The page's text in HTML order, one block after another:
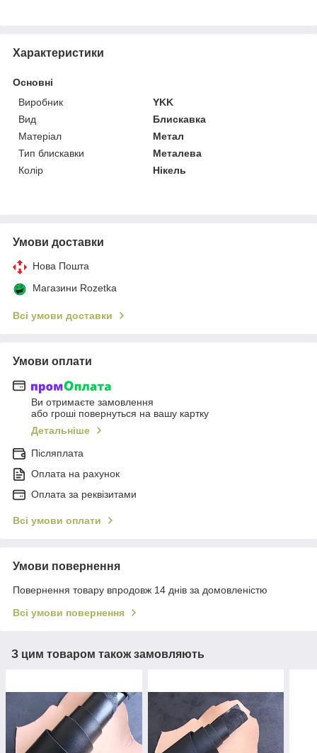
Характеристики
Основні
Виробник
YKK
Вид
Блискавка
Матеріал
Метал
Тип блискавки
Металева
Колір
Нікель
Умови доставки
Нова Пошта
Магазини Rozetka
Всі умови доставки
Умови оплати
Ви отримаєте замовлення
або гроші повернуться на вашу картку
Детальніше
Післяплата
Оплата на рахунок
Оплата за реквізитами
Всі умови оплати
Умови повернення
Повернення товару впродовж 14 днів за домовленістю
Всі умови повернення
З цим товаром також замовляють